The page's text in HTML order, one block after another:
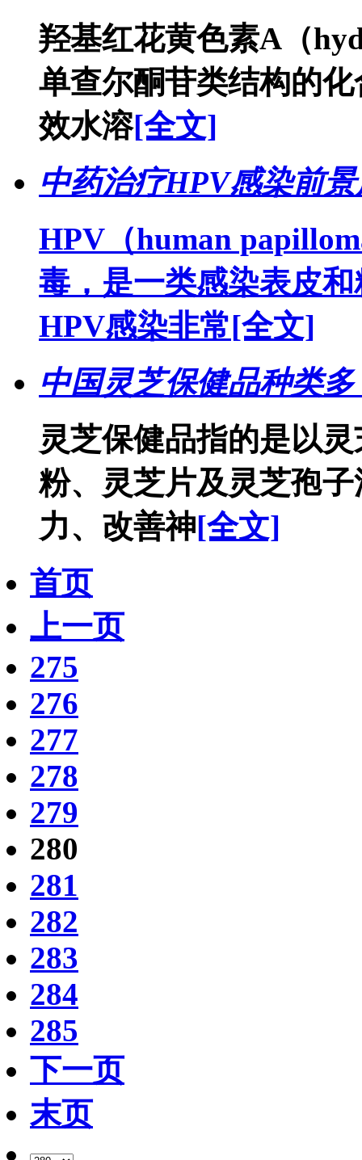
羟基红花黄色素A（
单查尔酮苷类结构的
效水溶[全文]
中药治疗HPV感染前
HPV（human
毒，是一类感染表皮
HPV感染非常[全文]
中国灵芝保健品种类
灵芝保健品指的是以
粉、灵芝片及灵芝孢
力、改善神[全文]
首页
上一页
275
276
277
278
279
280
281
282
283
284
285
下一页
末页